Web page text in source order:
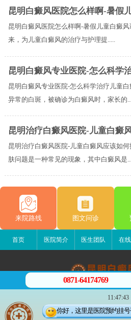
昆明白癜风医院怎么样啊-暑假
昆明白癜风医院怎么样啊-暑假儿童白癜
来，为儿童白癜风的治疗与护理提.....
昆明白癜风专业医院-怎么科学
昆明白癜风专业医院-怎么科学治疗儿童
异常的白斑，被确诊为白癜风时，家长的.....
昆明治疗白癜风医院-儿童白癜
昆明治疗白癜风医院-儿童白癜风应该如
肤问题是一种常见的现象，其中白癜风是.....
来院路线 图文问诊
首页 医院简介 医生团队 在
昆明白癜风
昆明市五华区护国
版权所有：昆明白
0871-64174769
11:47:43
你好，这里是医院预约挂